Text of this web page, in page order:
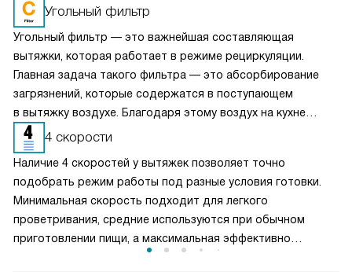
Угольный фильтр
Угольный фильтр — это важнейшая составляющая
вытяжки, которая работает в режиме рециркуляции.
Главная задача такого фильтра — это абсорбирование
загрязнений, которые содержатся в поступающем
в вытяжку воздухе. Благодаря этому воздух на кухне
очищается более качественно. Угольные фильтры
необходимо часто заменять — примерно раз в три-
четыре месяца.
4 скорости
Наличие 4 скоростей у вытяжек позволяет точно
подобрать режим работы под разные условия готовки.
Минимальная скорость подходит для легкого
проветривания, средние используются при обычном
приготовлении пищи, а максимальная эффективно